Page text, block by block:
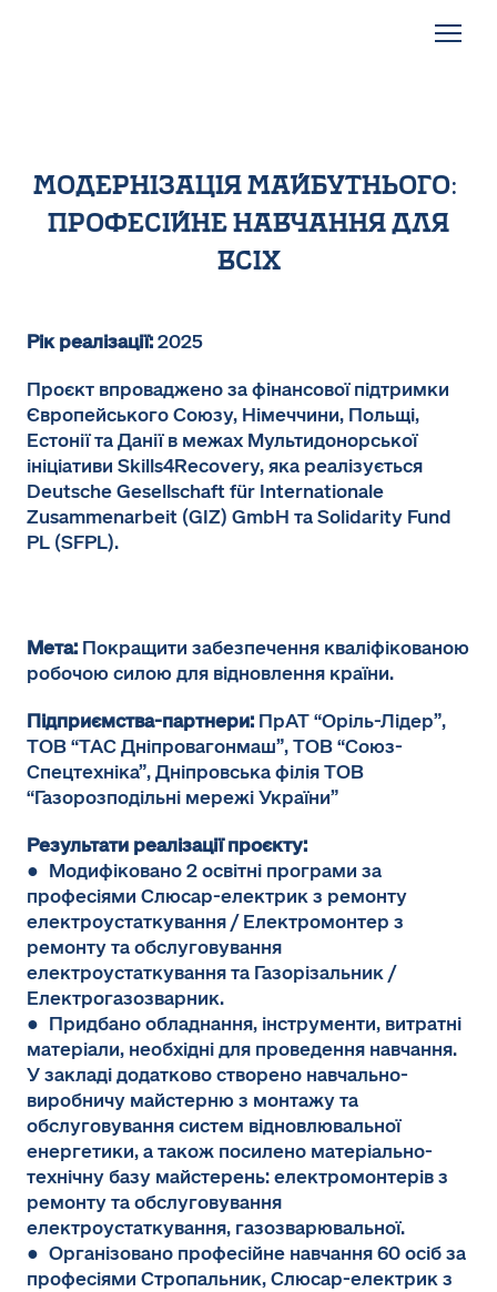
модернізація майбутнього:
професійне навчання для
всіх
Рік реалізації:2025
Проєкт впроваджено за фінансової підтримки
Європейського Союзу, Німеччини, Польщі,
Естонії та Данії в межах Мультидонорської
ініціативи Skills4Recovery, яка реалізується
Deutsche Gesellschaft für Internationale
Zusammenarbeit (GIZ) GmbH та Solidarity Fund
PL (SFPL).
Мета: Покращити забезпечення кваліфікованою
робочою силою для відновлення країни.
Підприємства-партнери: ПрАТ “Оріль-Лідер”,
ТОВ “ТАС Дніпровагонмаш”, ТОВ “Союз-
Спецтехніка”, Дніпровська філія ТОВ
“Газорозподільні мережі України”
Результати реалізації проєкту:
● Модифіковано 2 освітні програми за
професіями Слюсар-електрик з ремонту
електроустаткування / Електромонтер з
ремонту та обслуговування
електроустаткування та Газорізальник /
Електрогазозварник.
● Придбано обладнання, інструменти, витратні
матеріали, необхідні для проведення навчання.
У закладі додатково створено навчально-
виробничу майстерню з монтажу та
обслуговування систем відновлювальної
енергетики, а також посилено матеріально-
технічну базу майстерень: електромонтерів з
ремонту та обслуговування
електроустаткування, газозварювальної.
● Організовано професійне навчання 60 осіб за
професіями Стропальник, Слюсар-електрик з